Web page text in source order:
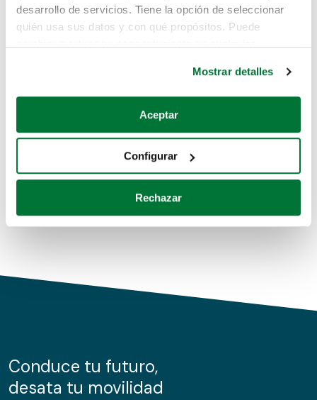
desarrollo de servicios. Tiene la opción de seleccionar
quién usa sus datos y con qué propósitos. Puede
Si lo permite, también quisiéramos:
Recopilar información sobre su ubicación geográfica
Identificar su dispositivo analizándolo activamente
para buscar características específicas (huellas
Obtenga más información sobre cómo se procesan sus
de cookies.
información sobre el uso que haga del sitio web con
nuestros partners de redes sociales, publicidad y análisis
Mostrar detalles
Aceptar
Configurar
Rechazar
Pero puedes encontrar el coche que estás
buscando en alguno de estos enlaces:
Coches de segunda mano
Coches de km0
Conduce tu futuro,
desata tu movilidad